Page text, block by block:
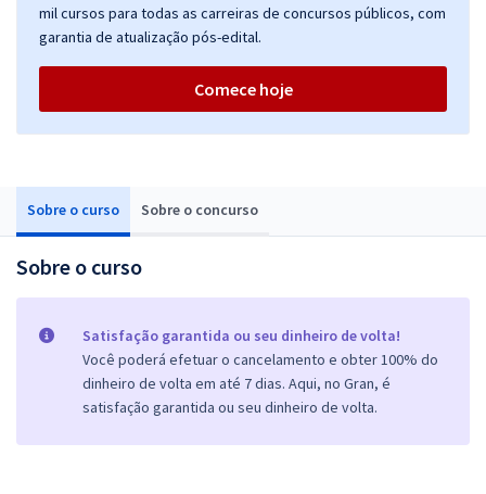
Sobre o curso Sobre o concurso
Sobre o curso
Satisfação garantida ou seu dinheiro de volta!
Você poderá efetuar o cancelamento e obter 100% do
dinheiro de volta em até 7 dias. Aqui, no Gran, é
satisfação garantida ou seu dinheiro de volta.
mil cursos para todas as carreiras de concursos públicos, com
garantia de atualização pós-edital.
Comece hoje